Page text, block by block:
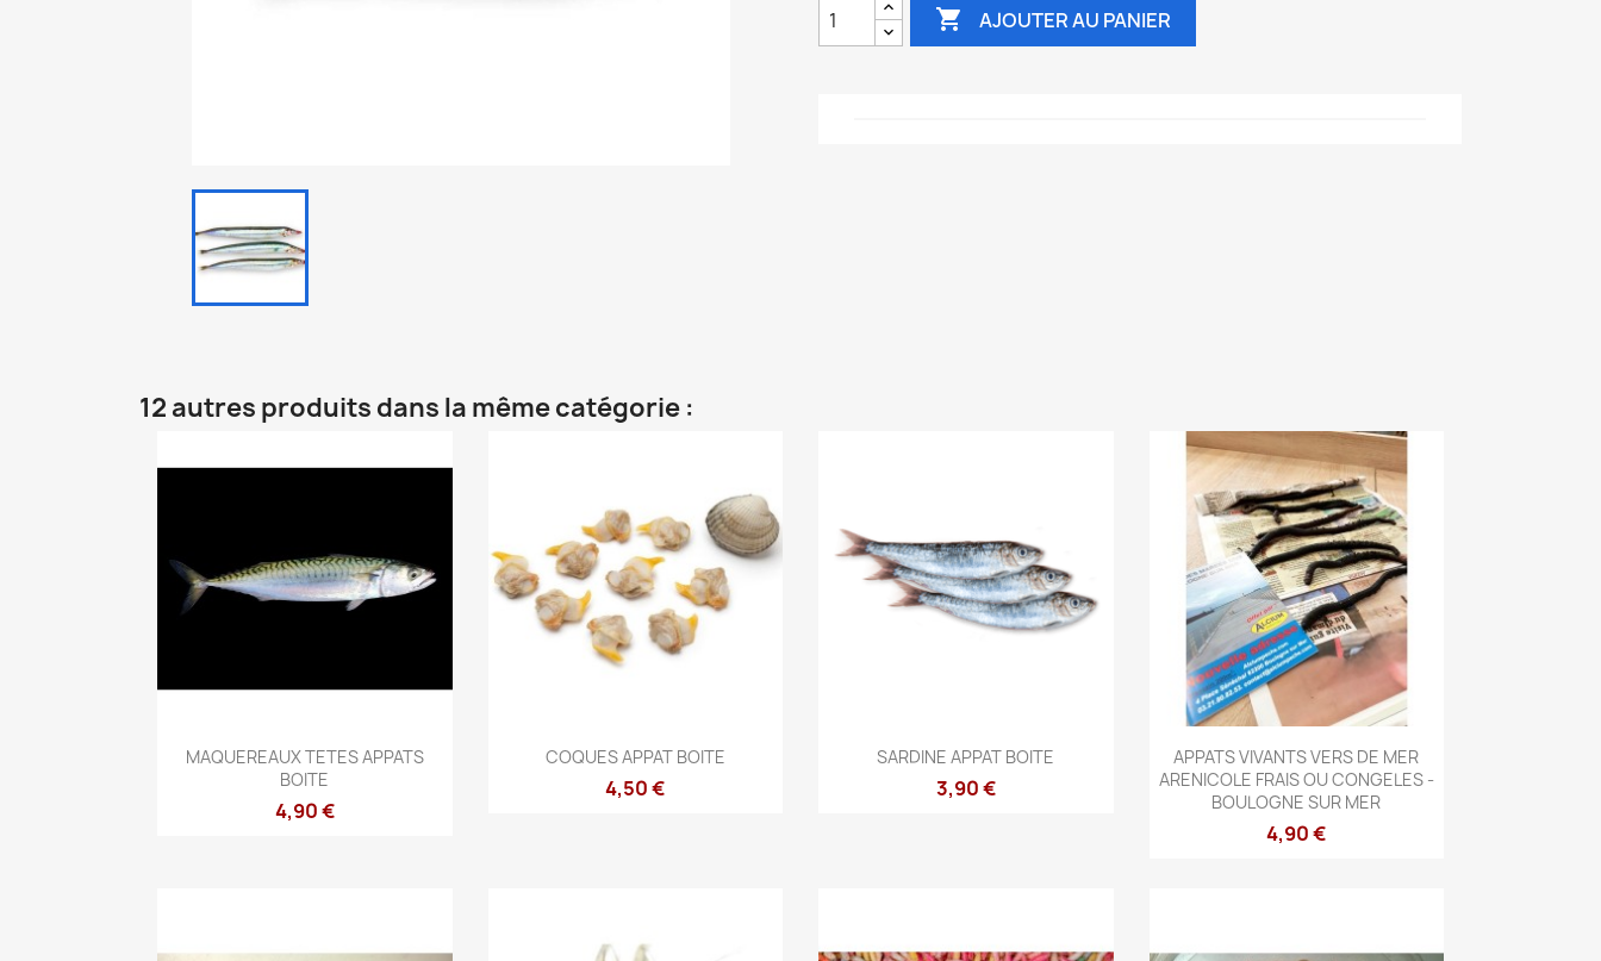
 AJOUTER AU PANIER
12 autres produits dans la même catégorie :
Aperçu rapide
MAQUEREAUX TETES APPATS
BOITE
4,90 €
Aperçu rapide
COQUES APPAT BOITE
4,50 €
Aperçu rapide
SARDINE APPAT BOITE
3,90 €
Aperçu rapide
APPATS VIVANTS VERS DE MER
ARENICOLE FRAIS OU CONGELES -
BOULOGNE SUR MER
4,90 €